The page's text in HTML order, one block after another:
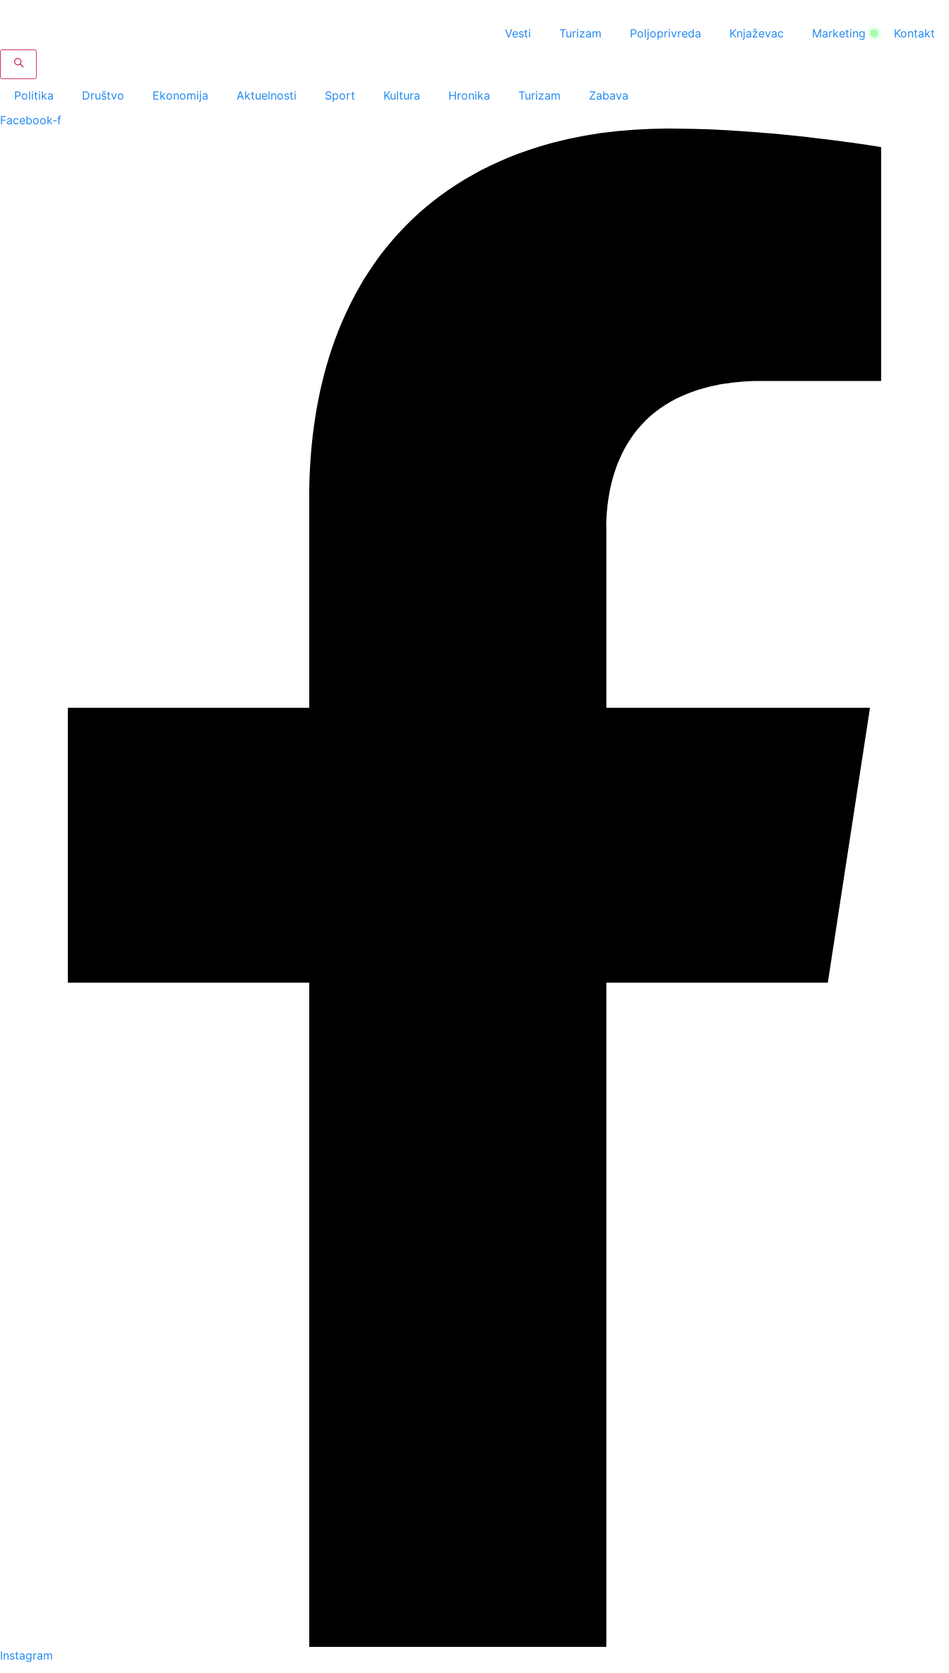
Vesti Turizam Poljoprivreda Knjaževac Marketing Kontakt
Politika Društvo Ekonomija Aktuelnosti Sport Kultura Hronika Turizam
Zabava
Facebook-f
Instagram